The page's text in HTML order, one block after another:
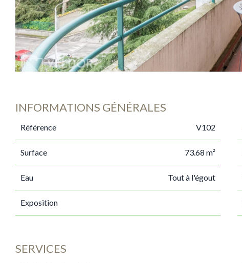
INFORMATIONS GÉNÉRALES
Référence V102
Surface 73.68 m²
Eau Tout à l'égout
Exposition
SERVICES